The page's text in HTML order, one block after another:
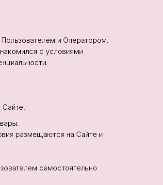
и Оператором.
с условиями
Сайте,
размещаются на Сайте и
самостоятельно